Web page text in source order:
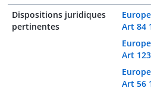
Dispositions juridiques
pertinentes
Art 84
Art
Art 56